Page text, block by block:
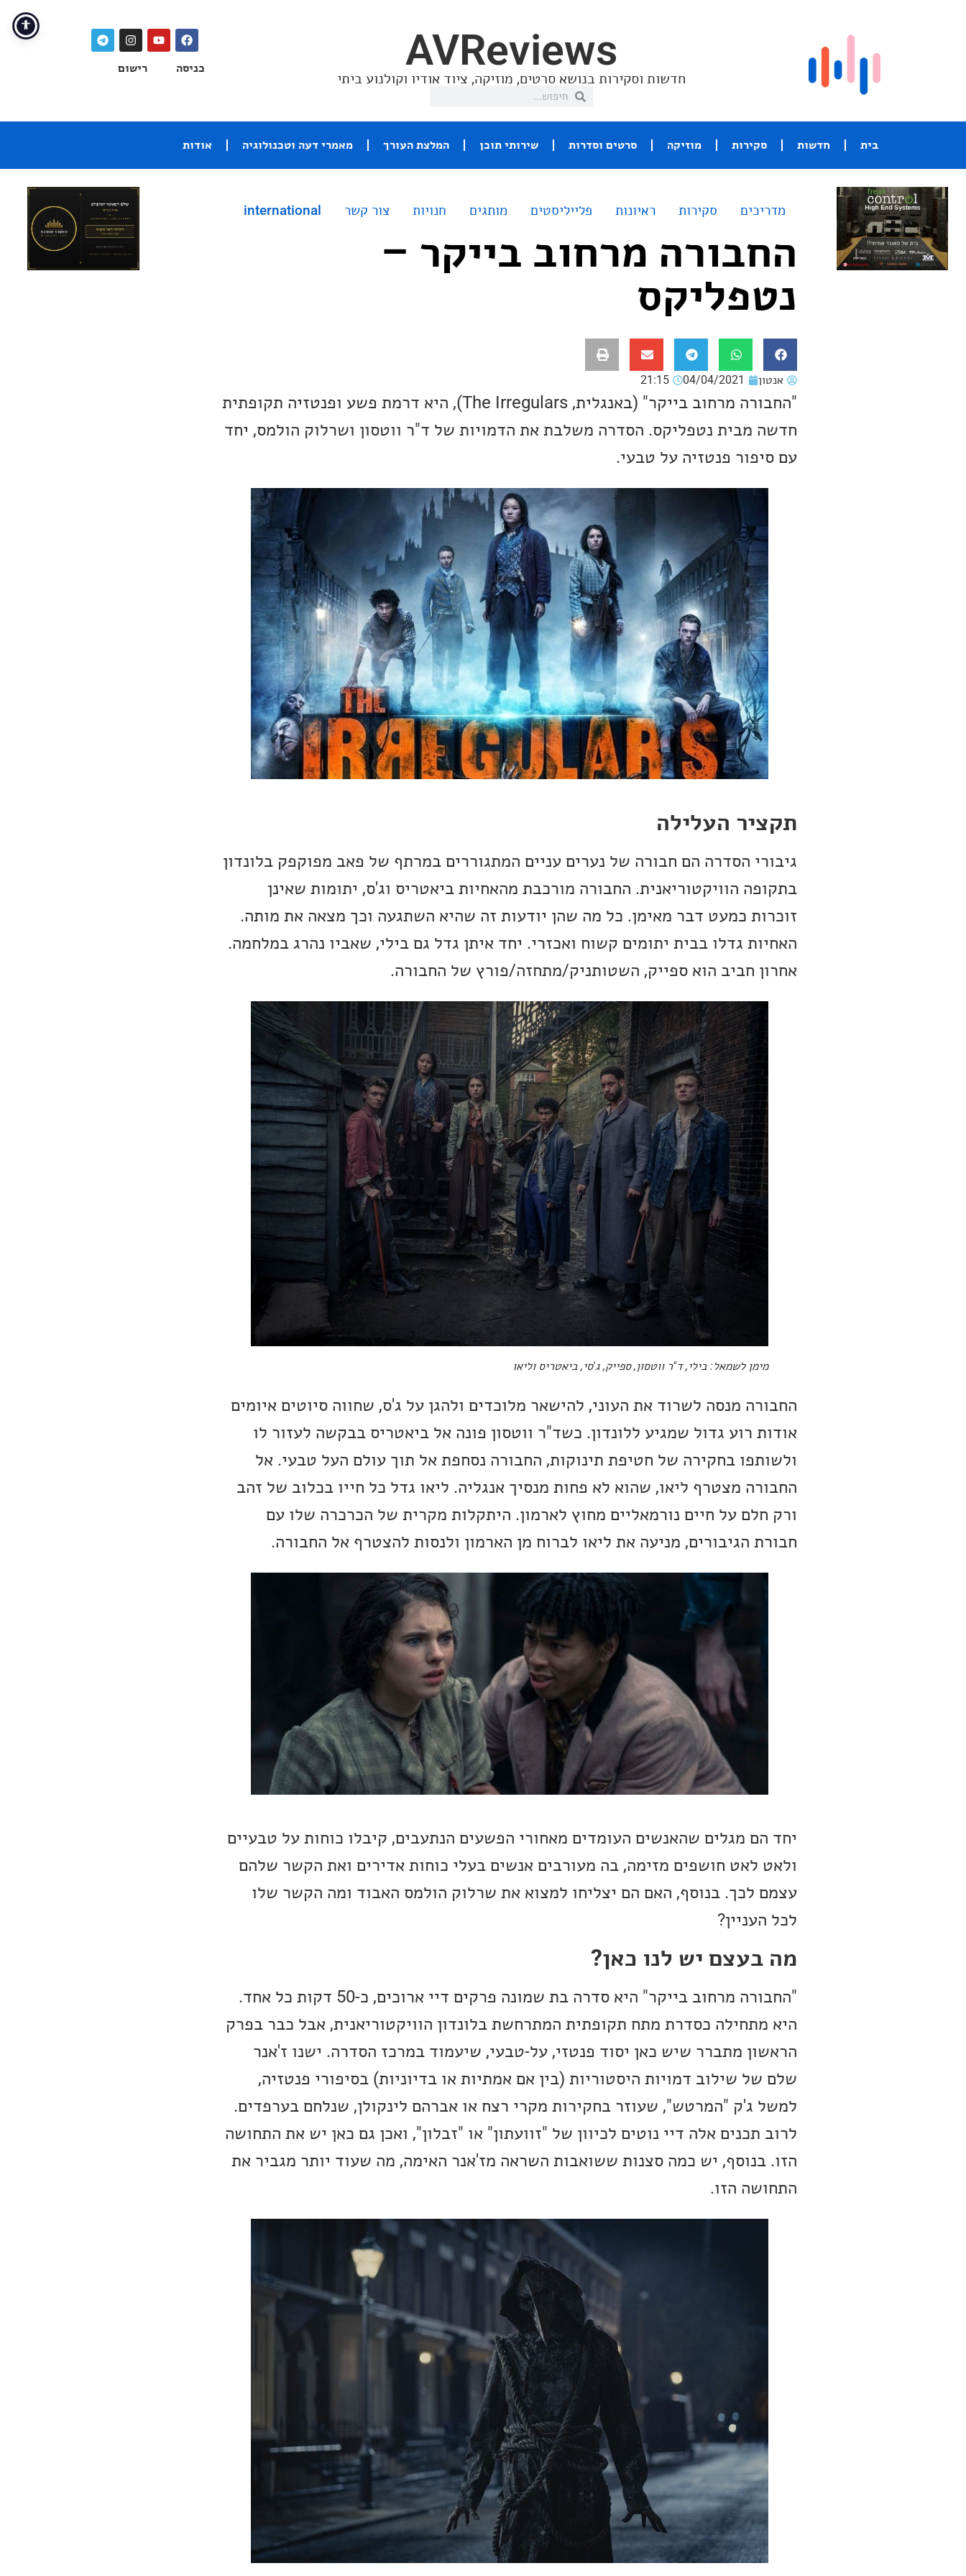
AVReviews
חדשות וסקירות בנושא סרטים, מוזיקה, ציוד אודיו וקולנוע ביתי
כניסה רישום
בית חדשות סקירות מוזיקה סרטים וסדרות שירותי תוכן המלצת העורך מאמרי דעה וטכנולוגיה אודות
מדריכים סקירות ראיונות פלייליסטים מותגים חנויות צור קשר international
החבורה מרחוב בייקר –
נטפליקס
אנטון 04/04/2021
21:15
"החבורה מרחוב בייקר" (באנגלית, The Irregulars), היא דרמת פשע ופנטזיה תקופתית
חדשה מבית נטפליקס. הסדרה משלבת את הדמויות של ד"ר ווטסון ושרלוק הולמס, יחד
עם סיפור פנטזיה על טבעי.
תקציר העלילה
גיבורי הסדרה הם חבורה של נערים עניים המתגוררים במרתף של פאב מפוקפק בלונדון
בתקופה הוויקטוריאנית. החבורה מורכבת מהאחיות ביאטריס וג'ס, יתומות שאינן
זוכרות כמעט דבר מאימן. כל מה שהן יודעות זה שהיא השתגעה וכך מצאה את מותה.
האחיות גדלו בבית יתומים קשוח ואכזרי. יחד איתן גדל גם בילי, שאביו נהרג במלחמה.
אחרון חביב הוא ספייק, השטותניק/מתחזה/פורץ של החבורה.
מימן לשמאל: בילי, ד"ר ווטסון, ספייק, ג'סי, ביאטריס וליאו
החבורה מנסה לשרוד את העוני, להישאר מלוכדים ולהגן על ג'ס, שחווה סיוטים איומים
אודות רוע גדול שמגיע ללונדון. כשד"ר ווטסון פונה אל ביאטריס בבקשה לעזור לו
ולשותפו בחקירה של חטיפת תינוקות, החבורה נסחפת אל תוך עולם העל טבעי. אל
החבורה מצטרף ליאו, שהוא לא פחות מנסיך אנגליה. ליאו גדל כל חייו בכלוב של זהב
ורק חלם על חיים נורמאליים מחוץ לארמון. היתקלות מקרית של הכרכרה שלו עם
חבורת הגיבורים, מניעה את ליאו לברוח מן הארמון ולנסות להצטרף אל החבורה.
יחד הם מגלים שהאנשים העומדים מאחורי הפשעים הנתעבים, קיבלו כוחות על טבעיים
ולאט לאט חושפים מזימה, בה מעורבים אנשים בעלי כוחות אדירים ואת הקשר שלהם
עצמם לכך. בנוסף, האם הם יצליחו למצוא את שרלוק הולמס האבוד ומה הקשר שלו
לכל העניין?
מה בעצם יש לנו כאן?
"החבורה מרחוב בייקר" היא סדרה בת שמונה פרקים דיי ארוכים, כ-50 דקות כל אחד.
היא מתחילה כסדרת מתח תקופתית המתרחשת בלונדון הוויקטוריאנית, אבל כבר בפרק
הראשון מתברר שיש כאן יסוד פנטזי, על-טבעי, שיעמוד במרכז הסדרה. ישנו ז'אנר
שלם של שילוב דמויות היסטוריות (בין אם אמתיות או בדיוניות) בסיפורי פנטזיה,
למשל ג'ק "המרטש", שעוזר בחקירות מקרי רצח או אברהם לינקולן, שנלחם בערפדים.
לרוב תכנים אלה דיי נוטים לכיוון של "זוועתון" או "זבלון", ואכן גם כאן יש את התחושה
הזו. בנוסף, יש כמה סצנות ששואבות השראה מז'אנר האימה, מה שעוד יותר מגביר את
התחושה הזו.